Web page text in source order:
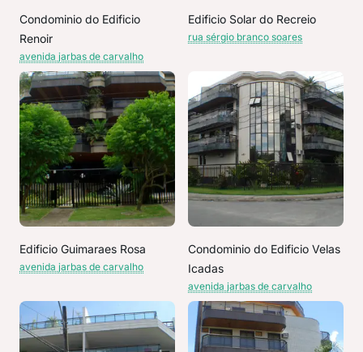
Condominio do Edificio
Renoir
avenida jarbas de carvalho
Edificio Solar do Recreio
rua sérgio branco soares
Edificio Guimaraes Rosa
avenida jarbas de carvalho
Condominio do Edificio Velas
Icadas
avenida jarbas de carvalho